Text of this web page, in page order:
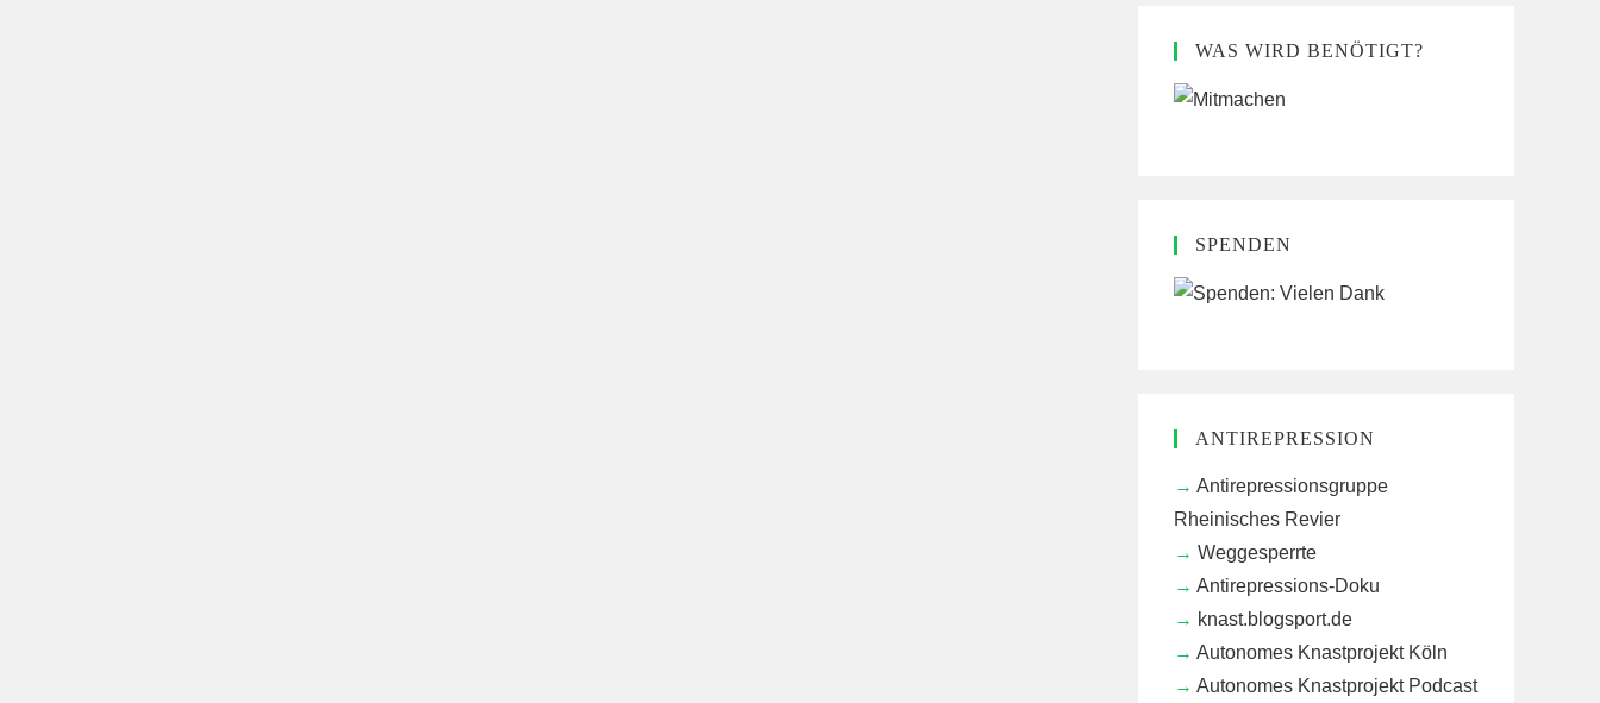
WAS WIRD BENÖTIGT?
SPENDEN
ANTIREPRESSION
Antirepressionsgruppe
Rheinisches Revier
Weggesperrte
Antirepressions-Doku
knast.blogsport.de
Autonomes Knastprojekt Köln
Autonomes Knastprojekt Podcast